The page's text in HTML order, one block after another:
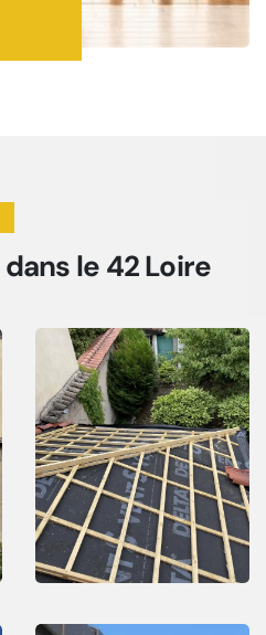
dans le 42 Loire